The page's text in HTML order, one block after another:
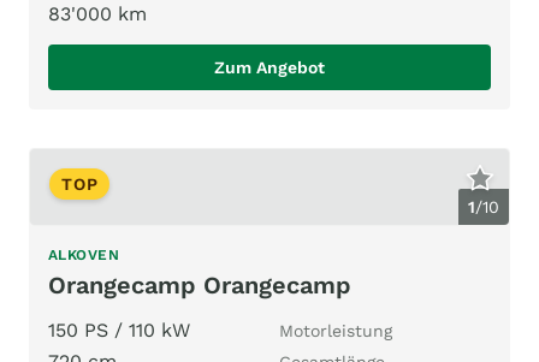
83'000 km
Zum Angebot
1/10
TOP
ALKOVEN
Orangecamp Orangecamp
150 PS / 110 kW Motorleistung